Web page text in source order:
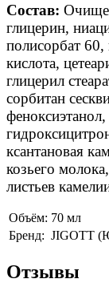
Состав:
глицерин,
полисорбат 60,
кислота,
глицерил
сорбитан
ксантановая
козьего
листьев
Объём: 70 мл
Бренд: JIGOTT
Отзывы